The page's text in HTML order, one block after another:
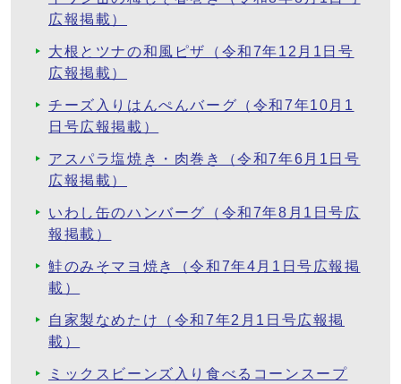
広報掲載）
大根とツナの和風ピザ（令和7年12月1日号
広報掲載）
チーズ入りはんぺんバーグ（令和7年10月1
日号広報掲載）
アスパラ塩焼き・肉巻き（令和7年6月1日号
広報掲載）
いわし缶のハンバーグ（令和7年8月1日号広
報掲載）
鮭のみそマヨ焼き（令和7年4月1日号広報掲
載）
自家製なめたけ（令和7年2月1日号広報掲
載）
ミックスビーンズ入り食べるコーンスープ